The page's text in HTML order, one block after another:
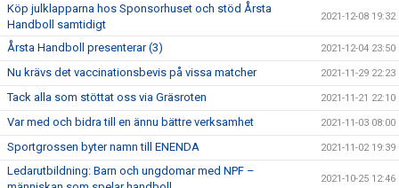
Köp julklapparna hos Sponsorhuset och stöd Årsta
Handboll samtidigt
2021-12-08 19:32
Årsta Handboll presenterar (3) 2021-12-04 23:50
Nu krävs det vaccinationsbevis på vissa matcher 2021-11-29 22:23
Tack alla som stöttat oss via Gräsroten 2021-11-21 22:10
Var med och bidra till en ännu bättre verksamhet 2021-11-03 08:00
Sportgrossen byter namn till ENENDA 2021-11-02 19:39
Ledarutbildning: Barn och ungdomar med NPF –
2021-10-25 12:46